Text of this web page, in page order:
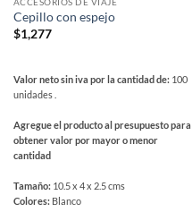
Cepillo con espejo
$1,277
Valor neto sin iva por la cantidad de: 100
unidades .
Agregue el producto al presupuesto para
obtener valor por mayor o menor
cantidad
Tamaño: 10.5 x 4 x 2.5 cms
Colores: Blanco